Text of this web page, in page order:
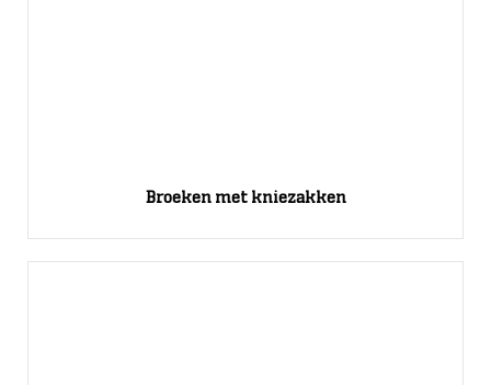
Broeken met kniezakken